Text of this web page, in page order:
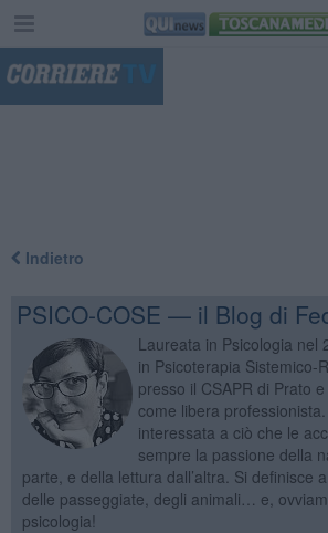
Indietro
PSICO-COSE — il Blog di
Laureata in Psicologia nel
in Psicoterapia Sistemico-
presso il CSAPR di Prato
come libera
interessata a ciò che le
sempre la passione della
parte, e della lettura dall’altra. Si definisce
delle passeggiate, degli animali… e,
psicologia!